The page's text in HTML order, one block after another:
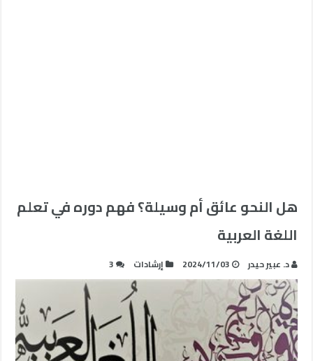
هل النحو عائق أم وسيلة؟ فهم دوره في تعلم
اللغة العربية
د. عبير حيدر 2024/11/03 إرشادات 3